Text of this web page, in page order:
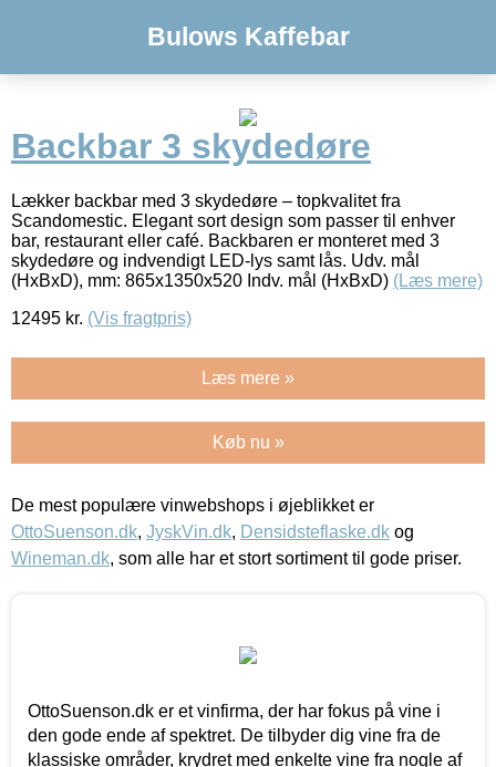
Bulows Kaffebar
Backbar 3 skydedøre
Lækker backbar med 3 skydedøre – topkvalitet fra
Scandomestic. Elegant sort design som passer til enhver
bar, restaurant eller café. Backbaren er monteret med 3
skydedøre og indvendigt LED-lys samt lås. Udv. mål
(HxBxD), mm: 865x1350x520 Indv. mål (HxBxD) (Læs mere)
12495 kr. (Vis fragtpris)
Læs mere »
Køb nu »
De mest populære vinwebshops i øjeblikket er
OttoSuenson.dk, JyskVin.dk, Densidsteflaske.dk og
Wineman.dk, som alle har et stort sortiment til gode priser.
OttoSuenson.dk er et vinfirma, der har fokus på vine i
den gode ende af spektret. De tilbyder dig vine fra de
klassiske områder, krydret med enkelte vine fra nogle af